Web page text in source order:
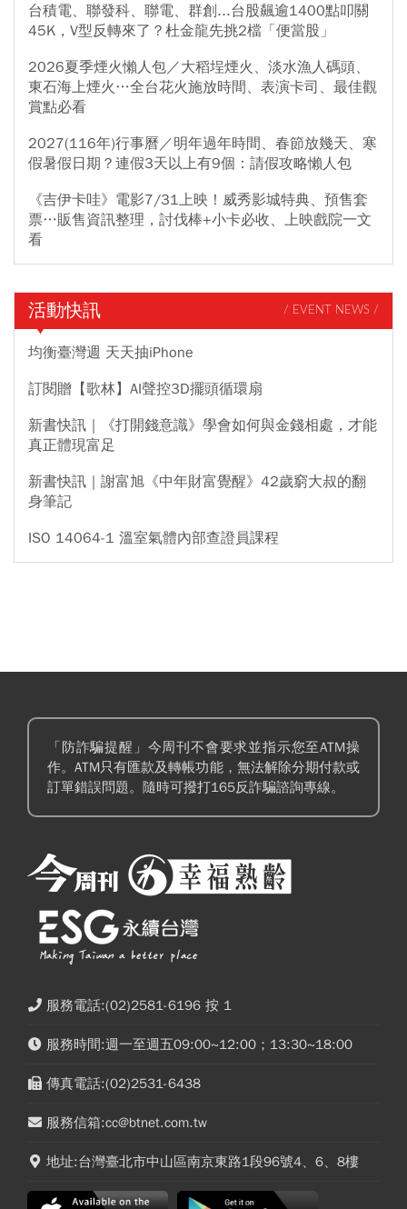
台積電、聯發科、聯電、群創...台股飆逾1400點叩關
45K，V型反轉來了？杜金龍先挑2檔「便當股」
2026夏季煙火懶人包／大稻埕煙火、淡水漁人碼頭、
東石海上煙火…全台花火施放時間、表演卡司、最佳觀
賞點必看
2027(116年)行事曆／明年過年時間、春節放幾天、寒
假暑假日期？連假3天以上有9個：請假攻略懶人包
《吉伊卡哇》電影7/31上映！威秀影城特典、預售套
票…販售資訊整理，討伐棒+小卡必收、上映戲院一文
看
活動快訊 / EVENT NEWS /
均衡臺灣週 天天抽iPhone
訂閱贈【歌林】AI聲控3D擺頭循環扇
新書快訊｜《打開錢意識》學會如何與金錢相處，才能
真正體現富足
新書快訊｜謝富旭《中年財富覺醒》42歲窮大叔的翻
身筆記
ISO 14064-1 溫室氣體內部查證員課程
「防詐騙提醒」今周刊不會要求並指示您至ATM操
作。ATM只有匯款及轉帳功能，無法解除分期付款或
訂單錯誤問題。隨時可撥打165反詐騙諮詢專線。
服務電話:(02)2581-6196 按 1
服務時間:週一至週五09:00~12:00；13:30~18:00
傳真電話:(02)2531-6438
服務信箱:cc@btnet.com.tw
地址:台灣臺北市中山區南京東路1段96號4、6、8樓